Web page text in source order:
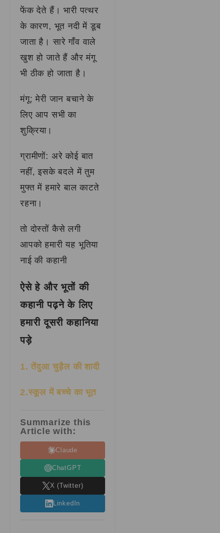
फेंक देते हैं। भारी पत्थर
के कारण, भूत नदी में डूब
जाता है। सारे गाँव वाले
खुश हो जाते हैं और मंगू
भी ठीक हो जाता है।
मंगू: मेरी जान बचाने के
लिए आप सभी का
शुक्रिया।
ग्रामीणों: अरे कोई बात
नहीं, इसके बदले में तुम
मुफ्त में हमारे बाल काटते
रहना।
तो दोस्तों कैसे लगी
आपको हमारी यह भूतिया
नाई की कहानी
ऐसे हे और भूतों की
कहानी पढ़ने के लिए
हमारी दूसरी कहानिया
पड़े
1. तेंदुआ चुड़ैल की शादी
2.स्कूल में बच्चे का भूत
Summarize this
Article with:
Claude
ChatGPT
X (Twitter)
LinkedIn